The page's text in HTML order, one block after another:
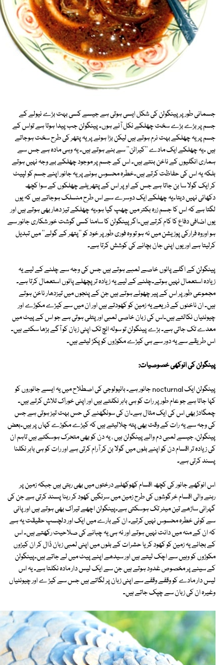
جسمانی طور پر پینگولن کی شکل ایسی ہوتی ہے جیسے کسی بہت بڑے نیولے کے
جسم پر بڑے بڑے سخت چھلکے نکل آئے ہوں۔ پینگولن جب پیدا ہوتا ہے تواس کے
جسم پر یہ چھلکے بہت نرم ہوتے ہیں لیکن بڑا ہونے پر یہ پتھر کی طرح سخت ہوجاتے
ہیں ۔یہ چھلکے ایک مادے ''کیراٹن'' سے بنے ہوتے ہیں۔ یہ وہی مادہ ہے جس سے
ہماری انگلیوں کے ناخن بنتے ہیں۔ اس کے جسم پر موجود چھلکے بے وجہ نہیں ہوتے
بلکہ یہ اس کی حفاظت کرتے ہیں۔خطرہ محسوس ہونے پر یہ جانور اپنے جسم کو لپیٹ
کر ایک گولا سا بن جاتا ہے جس کے اوپر اس کے پتھریلے چھلکوں کے سوا کچھ
دکھائی نہیں دیتا۔یہ چھلکے ایک دوسرے سے اس طرح منسلک ہوجاتے ہیں کہ یوں
لگتا ہے کہ اس کا جسم زرہ بکتر میں چھپ گیا ہو۔یہ چھلکے تیز دھار بھی ہوتے ہیں اور
یوں اضافی دفاع کا کام کرتے ہیں۔اگر پینگولن کا سامنا کسی گوشت خور شکاری جانور سے
ہو اوروہ فرارکی پوزیشن میں نہ ہو تو وہ فوری طور پر خود کو ''پتھر کے گولے'' میں تبدیل
کرلیتا ہے اور یوں اپنی جان بچانے کی کوشش کرتا ہے۔
پینگولن کے اگلے پائوں خاصے لمبے ہوتے ہیں جس کی وجہ سے چلنے کے لیے یہ
زیادہ استعمال نہیں ہوتے۔چلنے کے لیے یہ زیادہ تر پچھلے پائوں استعمال کرتا ہے۔
مجموعی طورپر اس کے پیر چھوٹے ہوتے ہیں جن کے پنجوں میں تیزدھار ناخن ہوتے
ہیں۔ ان ناخنوں کے ذریعے یہ زمین کو کھودتے ہیں اور ان میں سے کیڑے مکوڑے اور
چیونٹیاں نکالتے ہیں۔اس کی زبان خاصی لمبی اور پتلی ہوتی ہے جو اس کے پیٹ میں
معدے تک جاتی ہے۔ بڑے پینگولن تو سولہ انچ تک اپنی زبان کو آگے بڑھا سکتے ہیں۔
اس طریقے سے یہ دور سے ہی کیڑے مکوڑوں کو پکڑ لیتے ہیں۔
پینگولن کی انوکھی خصوصیات:
پینگولن ایک nocturnal جانور ہے۔ بائیولوجی کی اصطلاح میں یہ ایسے جانوروں کو
کہا جاتا ہے جو عام طور پر رات کو ہی باہر نکلتے ہیں اور اپنی خوراک تلاش کرتے ہیں۔
چمگادڑ بھی اس کی ایک مثال ہے۔ان کی سونگھنے کی حس بہت تیز ہوتی ہے جس
کی وجہ سے یہ رات کے وقت بھی پتہ چلالیتے ہیں کہ کیڑے مکوڑے کہاں پر ہیں۔بعض
پینگولن، جیسے لمبی دم والے پینگولن ہیں ، یہ دن کو بھی متحرک ہوسکتے ہیں تاہم ان
کی زیادہ تر اقسام دن کو اپنے بلوں میں گولا بن کر آرام کرتی ہے اور رات کو ہی باہر نکلنا
پسند کرتی ہے۔
اس انوکھے جانور کی کچھ اقسام کھوکھلے درختوں میں بھی رہتی ہیں جبکہ زمین پر
رہنے والی اقسام خرگوشوں کی طرح زمین میں سرنگیں کھود کر رہنا پسند کرتی ہے جن کی
گہرائی ساڑھے تین میٹر تک ہوسکتی ہے۔پینگولن اچھے تیراک بھی ہوتے ہیں اور پانی
سے کوئی خطرہ محسوس نہیں کرتے۔ ان کے بارے میں ایک اور دلچسپ حقیقت یہ ہے
کہ ان کے منہ میں دانت نہیں ہوتے اور نہ ہی یہ چبانے کی صلاحیت رکھتے ہیں۔ اس
کے بجائے یہ زمین کو کھود کر یا حشرات کے بلوں میں اپنی لمبی زبان ڈال کر ان کیڑوں
مکوڑوں کو وہیں سے اچک لیتے ہیں اور سیدھے اپنے پیٹ میں لے جاتے ہیں۔پینگولن
کے سینے پر مخصوص غدود ہوتے ہیں جن سے ایک لیس دار مادہ نکلتا ہے۔ یہ اس
لیس دار مادے کو وقفے وقفے سے اپنی زبان پر لگاتے ہیں جس سے کیڑ ے اور چیونٹیاں
وغیرہ ان کی زبان سے چپک جاتے ہیں۔